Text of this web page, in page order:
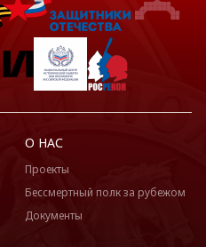
О НАС
Проекты
Бессмертный полк за рубежом
Документы